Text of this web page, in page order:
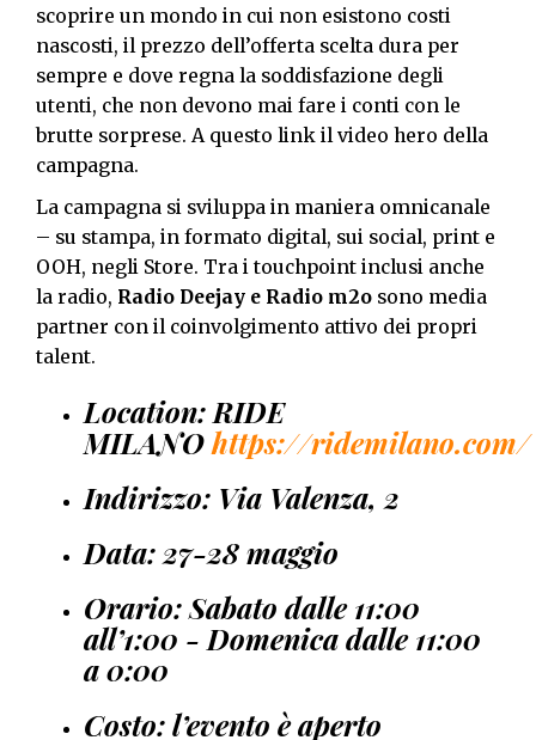
scoprire un mondo in cui non esistono costi
nascosti, il prezzo dell’offerta scelta dura per
sempre e dove regna la soddisfazione degli
utenti, che non devono mai fare i conti con le
brutte sorprese. A questo link il video hero della
campagna.
La campagna si sviluppa in maniera omnicanale
– su stampa, in formato digital, sui social, print e
OOH, negli Store. Tra i touchpoint inclusi anche
la radio, Radio Deejay e Radio m2o sono media
partner con il coinvolgimento attivo dei propri
talent.
Location: RIDE
MILANOhttps://ridemilano.com/
Indirizzo: Via Valenza, 2
Data: 27-28 maggio
Orario: Sabato dalle 11:00
all’1:00 - Domenica dalle 11:00
a 0:00
Costo: l’evento è aperto